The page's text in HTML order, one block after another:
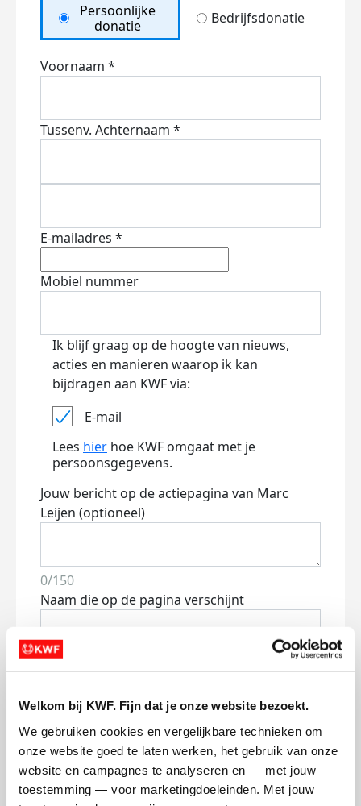
Welkom bij KWF. Fijn dat je onze website bezoekt.
We gebruiken cookies en vergelijkbare technieken om
onze website goed te laten werken, het gebruik van onze
website en campagnes te analyseren en — met jouw
toestemming — voor marketingdoeleinden. Met jouw
Persoonlijke
donatie
Bedrijfsdonatie
Voornaam *
Tussenv. Achternaam *
E-mailadres *
Mobiel nummer
Ik blijf graag op de hoogte van nieuws,
acties en manieren waarop ik kan
bijdragen aan KWF via:
E-mail
Lees hier hoe KWF omgaat met je
persoonsgegevens.
Jouw bericht op de actiepagina van Marc
Leijen (optioneel)
0/150
Naam die op de pagina verschijnt
Volgende
Volgende